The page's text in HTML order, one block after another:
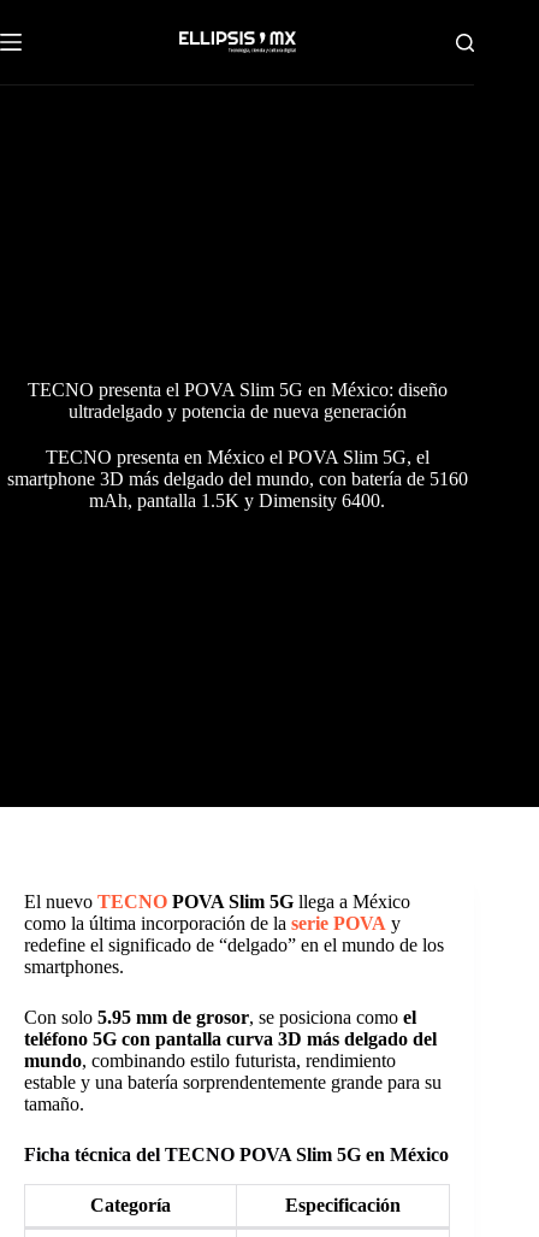
al
contenido
TECNO presenta el POVA Slim 5G en México: diseño
ultradelgado y potencia de nueva generación
TECNO presenta en México el POVA Slim 5G, el
smartphone 3D más delgado del mundo, con batería de 5160
mAh, pantalla 1.5K y Dimensity 6400.
El nuevo TECNO POVA Slim 5G llega a México
como la última incorporación de la serie POVA y
redefine el significado de “delgado” en el mundo de los
smartphones.
Con solo 5.95 mm de grosor, se posiciona como el
teléfono 5G con pantalla curva 3D más delgado del
mundo, combinando estilo futurista, rendimiento
estable y una batería sorprendentemente grande para su
tamaño.
Ficha técnica del TECNO POVA Slim 5G en México
Categoría Especificación